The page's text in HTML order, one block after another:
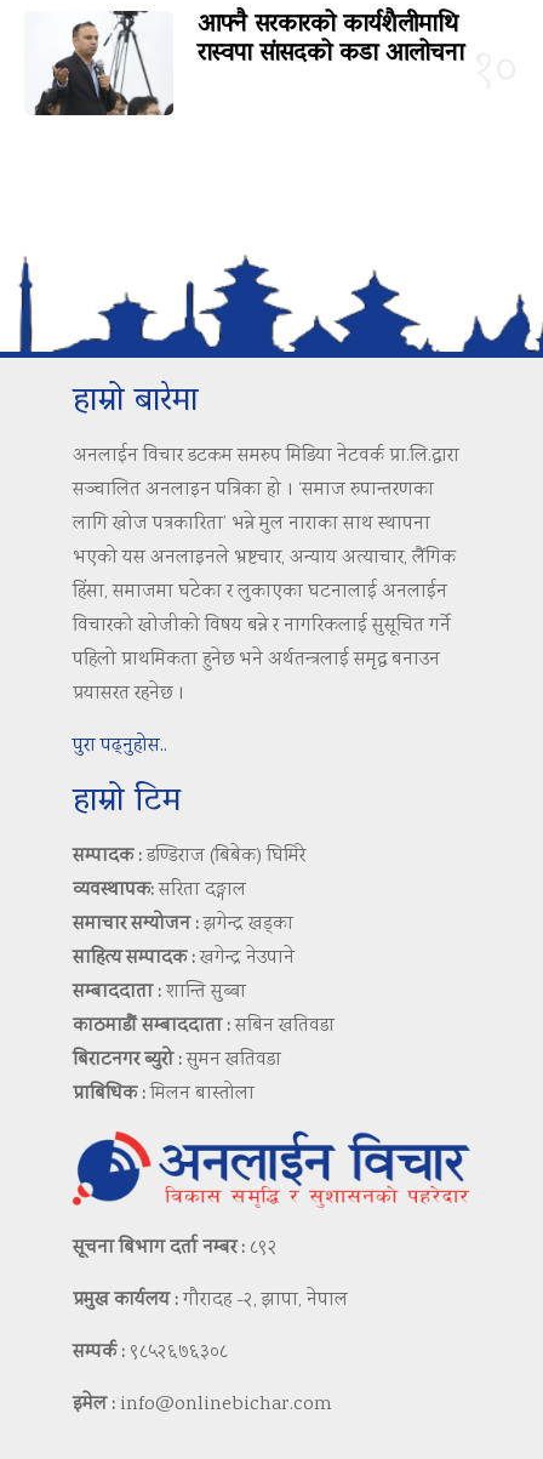
आफ्नै सरकारको कार्यशैलीमाथि
रास्वपा सांसदको कडा आलोचना
हाम्रो बारेमा
अनलाईन विचार डटकम समरुप मिडिया नेटवर्क प्रा.लि.द्वारा
सञ्चालित अनलाइन पत्रिका हो । ‘समाज रुपान्तरणका
लागि खोज पत्रकारिता’ भन्ने मुल नाराका साथ स्थापना
भएको यस अनलाइनले भ्रष्टचार, अन्याय अत्याचार, लैंगिक
हिंसा, समाजमा घटेका र लुकाएका घटनालाई अनलाईन
विचारको खोजीको विषय बन्ने र नागरिकलाई सुसूचित गर्ने
पहिलो प्राथमिकता हुनेछ भने अर्थतन्त्रलाई समृद्ध बनाउन
प्रयासरत रहनेछ ।
पुरा पढ्नुहोस..
हाम्रो टिम
सम्पादक :डण्डिराज (बिबेक) घिमिरे
व्यवस्थापक:सरिता दङ्गाल
समाचार सम्योजन :झगेन्द्र खड्का
साहित्य सम्पादक :खगेन्द्र नेउपाने
सम्बाददाता :शान्ति सुब्बा
काठमाडौं सम्बाददाता :सबिन खतिवडा
बिराटनगर ब्युरो :सुमन खतिवडा
प्राबिधिक :मिलन बास्तोला
सूचना बिभाग दर्ता नम्बर : ८९२
प्रमुख कार्यलय :गौरादह -२, झापा, नेपाल
सम्पर्क : ९८५२६७६३०८
इमेल : info@onlinebichar.com